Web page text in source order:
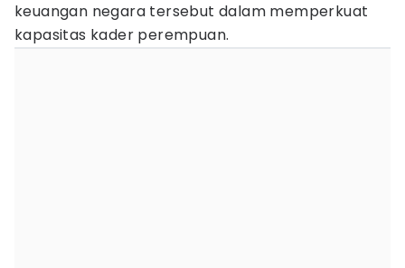
keuangan negara tersebut dalam memperkuat
kapasitas kader perempuan.